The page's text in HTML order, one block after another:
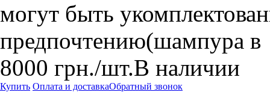
могут быть
предпочтению(шампура в
8000 грн./шт.В наличии
Купить Оплата и доставкаОбратный звонок